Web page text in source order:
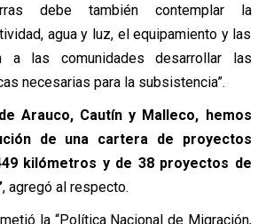
debe también contemplar la
agua y luz, el equipamiento y las
a las comunidades desarrollar las
necesarias para la subsistencia”.
Arauco, Cautín y Malleco, hemos
de una cartera de proyectos
kilómetros y de 38 proyectos de
, agregó al respecto.
la “Política Nacional de Migración,